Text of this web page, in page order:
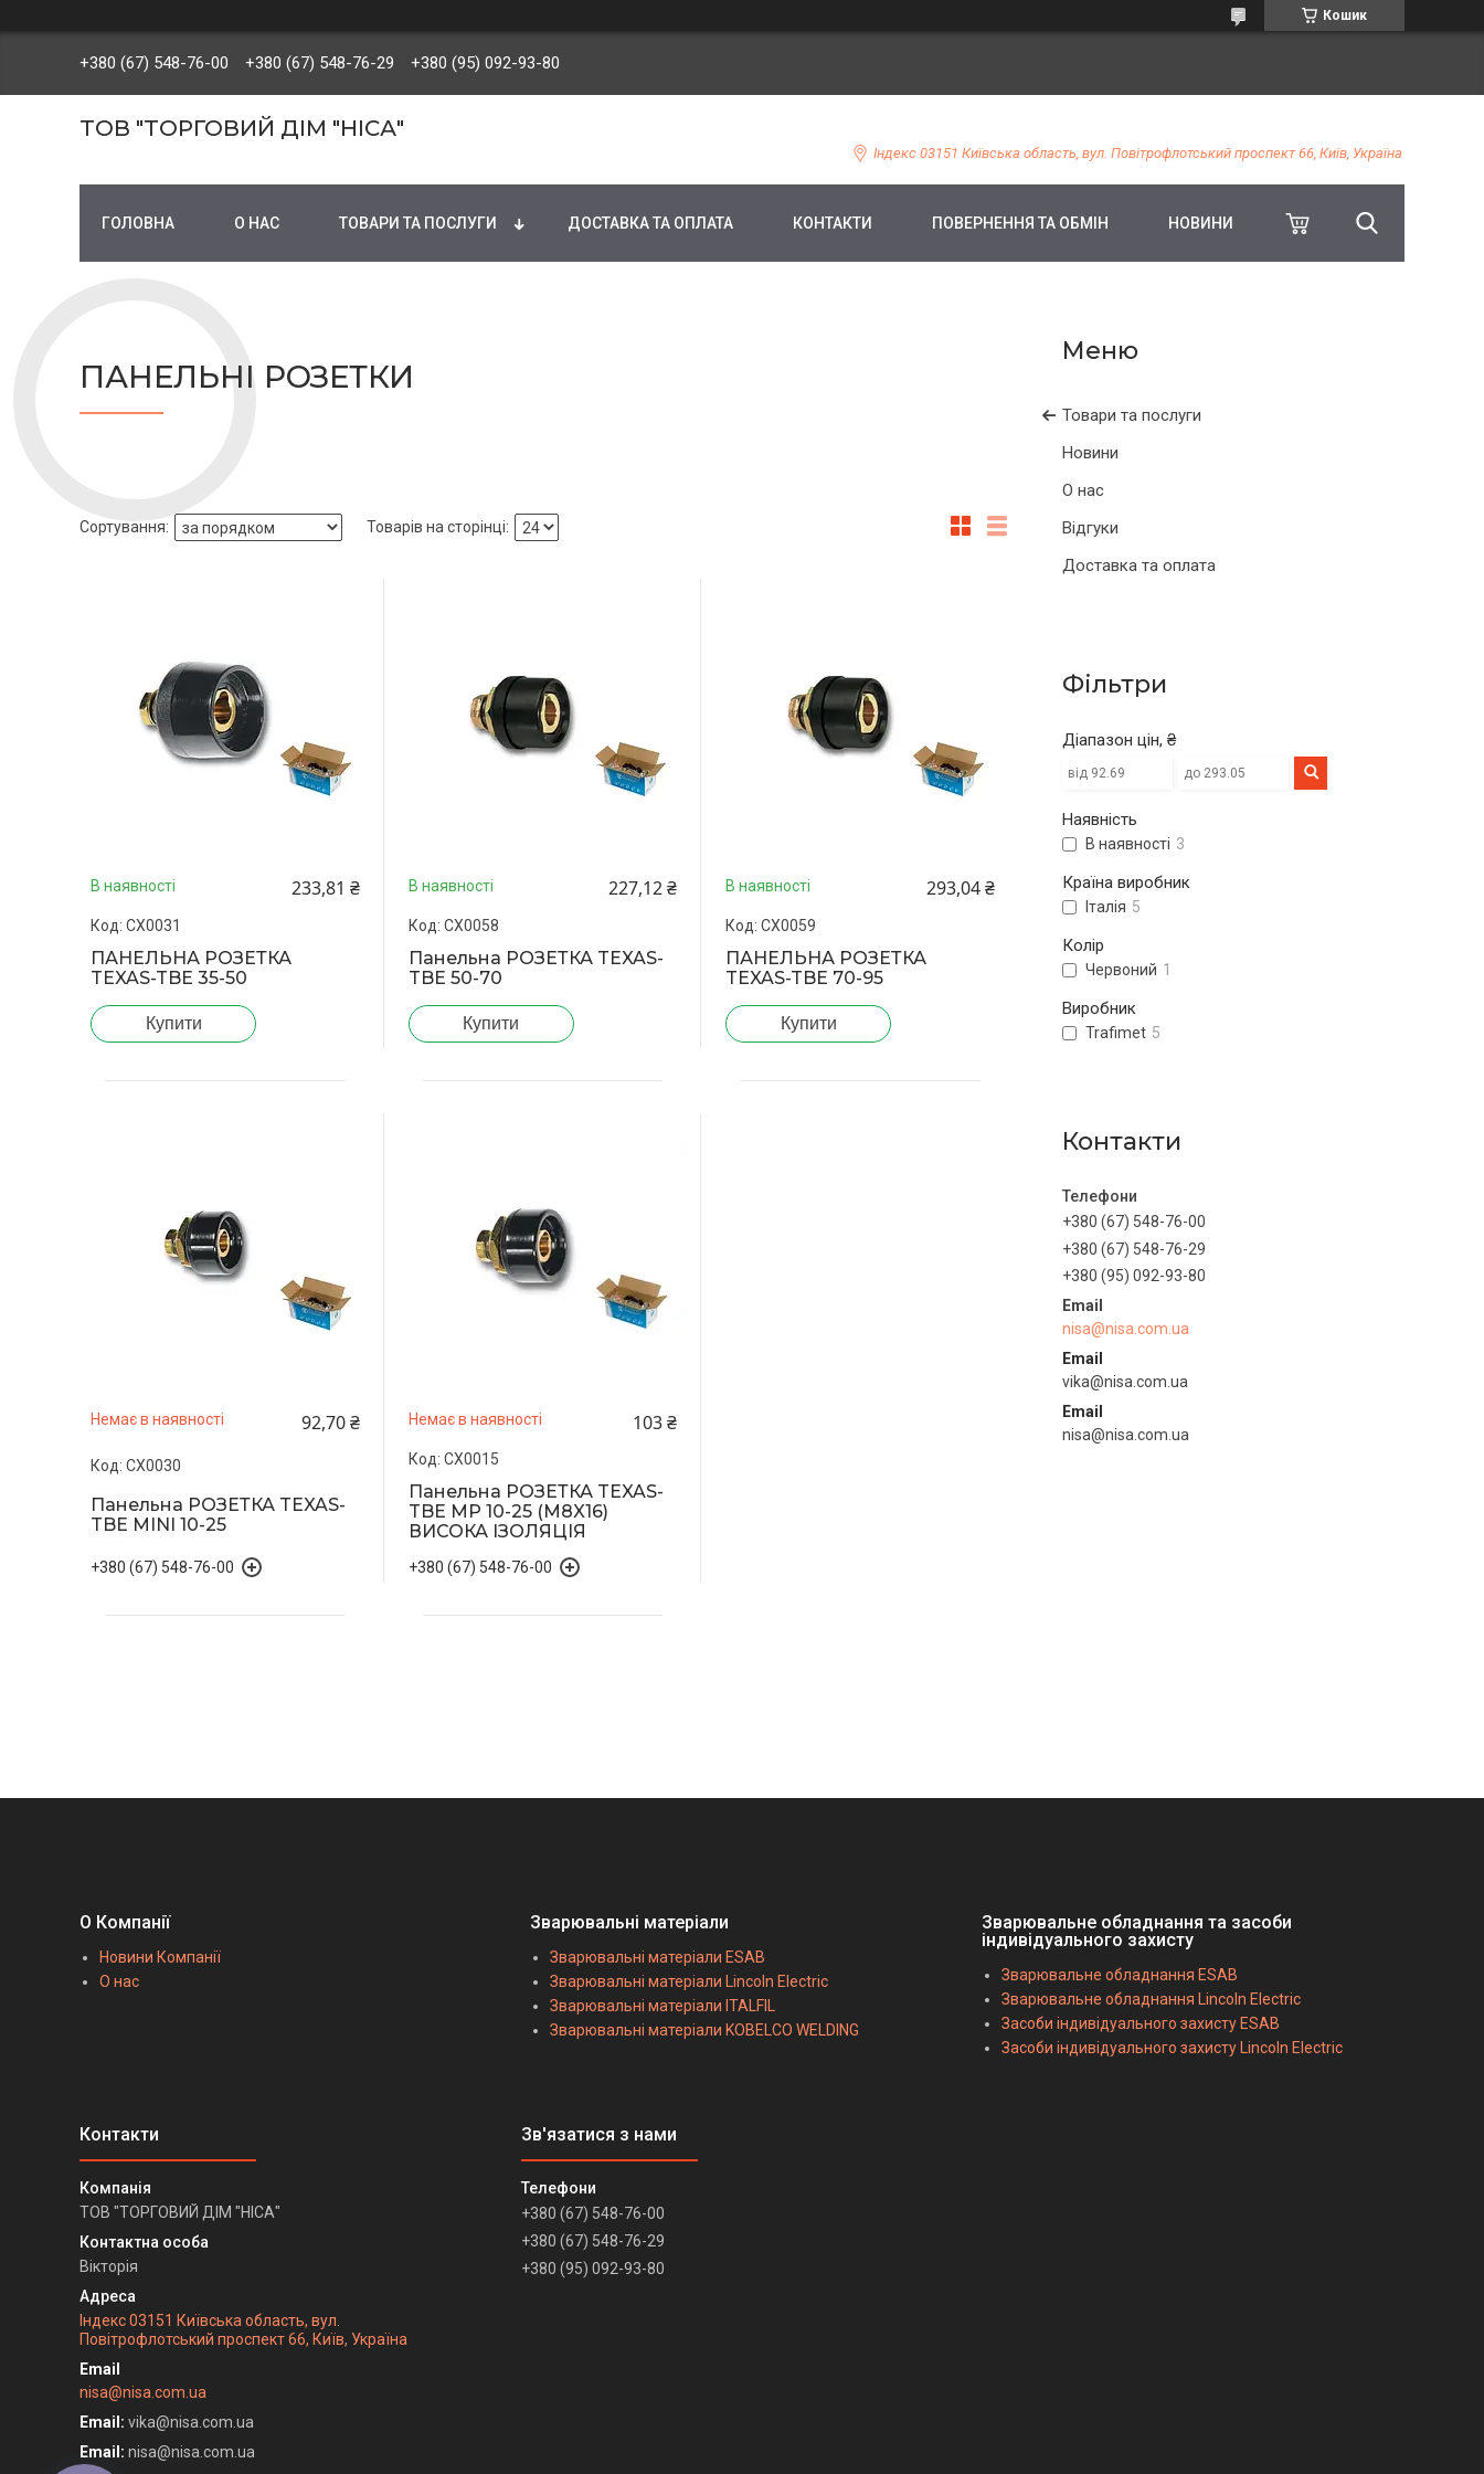
Кошик
+380 (67) 548-76-00 +380 (67) 548-76-29 +380 (95) 092-93-80
ТОВ "ТОРГОВИЙ ДІМ "НІСА"
Індекс 03151 Київська область, вул. Повітрофлотський проспект 66, Київ, Україна
ГОЛОВНА О НАС ТОВАРИ ТА ПОСЛУГИ ДОСТАВКА ТА ОПЛАТА КОНТАКТИ ПОВЕРНЕННЯ ТА ОБМІН НОВИНИ
Товари та послуги
Новини
О нас
Відгуки
Доставка та оплата
Фільтри
Діапазон цін, ₴
Наявність
В наявності 3
Країна виробник
Італія 5
Колір
Червоний 1
Виробник
Trafimet 5
Контакти
+380 (67) 548-76-00
+380 (67) 548-76-29
+380 (95) 092-93-80
nisa@nisa.com.ua
Email
vika@nisa.com.ua
Email
nisa@nisa.com.ua
ПАНЕЛЬНІ РОЗЕТКИ
В наявності 233,81 ₴
CX0031
ПАНЕЛЬНА РОЗЕТКА
TEXAS-TBE 35-50
Купити
В наявності 227,12 ₴
CX0058
Панельна РОЗЕТКА TEXAS-
TBE 50-70
Купити
В наявності 293,04 ₴
СХ0059
ПАНЕЛЬНА РОЗЕТКА
TEXAS-TBE 70-95
Купити
Немає в наявності 92,70 ₴
CX0030
Панельна РОЗЕТКА TEXAS-
TBE MINI 10-25
+380 (67) 548-76-00
Немає в наявності 103 ₴
CX0015
Панельна РОЗЕТКА TEXAS-
TBE MP 10-25 (M8X16)
ВИСОКА ІЗОЛЯЦІЯ
+380 (67) 548-76-00
О Компанії
Новини Компанії
О нас
Зварювальні матеріали
Зварювальні матеріали ESAB
Зварювальні матеріали Lincoln Electric
Зварювальні матеріали ITALFIL
Зварювальні матеріали KOBELCO WELDING
Зварювальне обладнання та засоби
індивідуального захисту
Зварювальне обладнання ESAB
Зварювальне обладнання Lincoln Electric
Засоби індивідуального захисту ESAB
Засоби індивідуального захисту Lincoln Electric
ТОВ "ТОРГОВИЙ ДІМ "НІСА"
Вікторія
Індекс 03151 Київська область, вул.
Повітрофлотський проспект 66, Київ, Україна
nisa@nisa.com.ua
Email
vika@nisa.com.ua
Email
nisa@nisa.com.ua
+380 (67) 548-76-00
+380 (67) 548-76-29
+380 (95) 092-93-80